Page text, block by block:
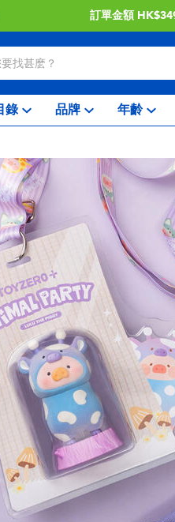
訂單金額
錄 品牌 年齡